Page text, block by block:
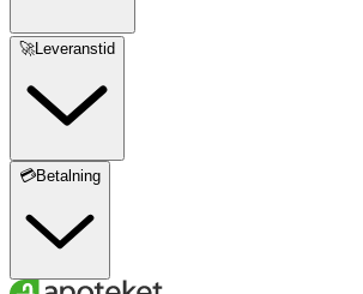
🚀Leveranstid
💳Betalning